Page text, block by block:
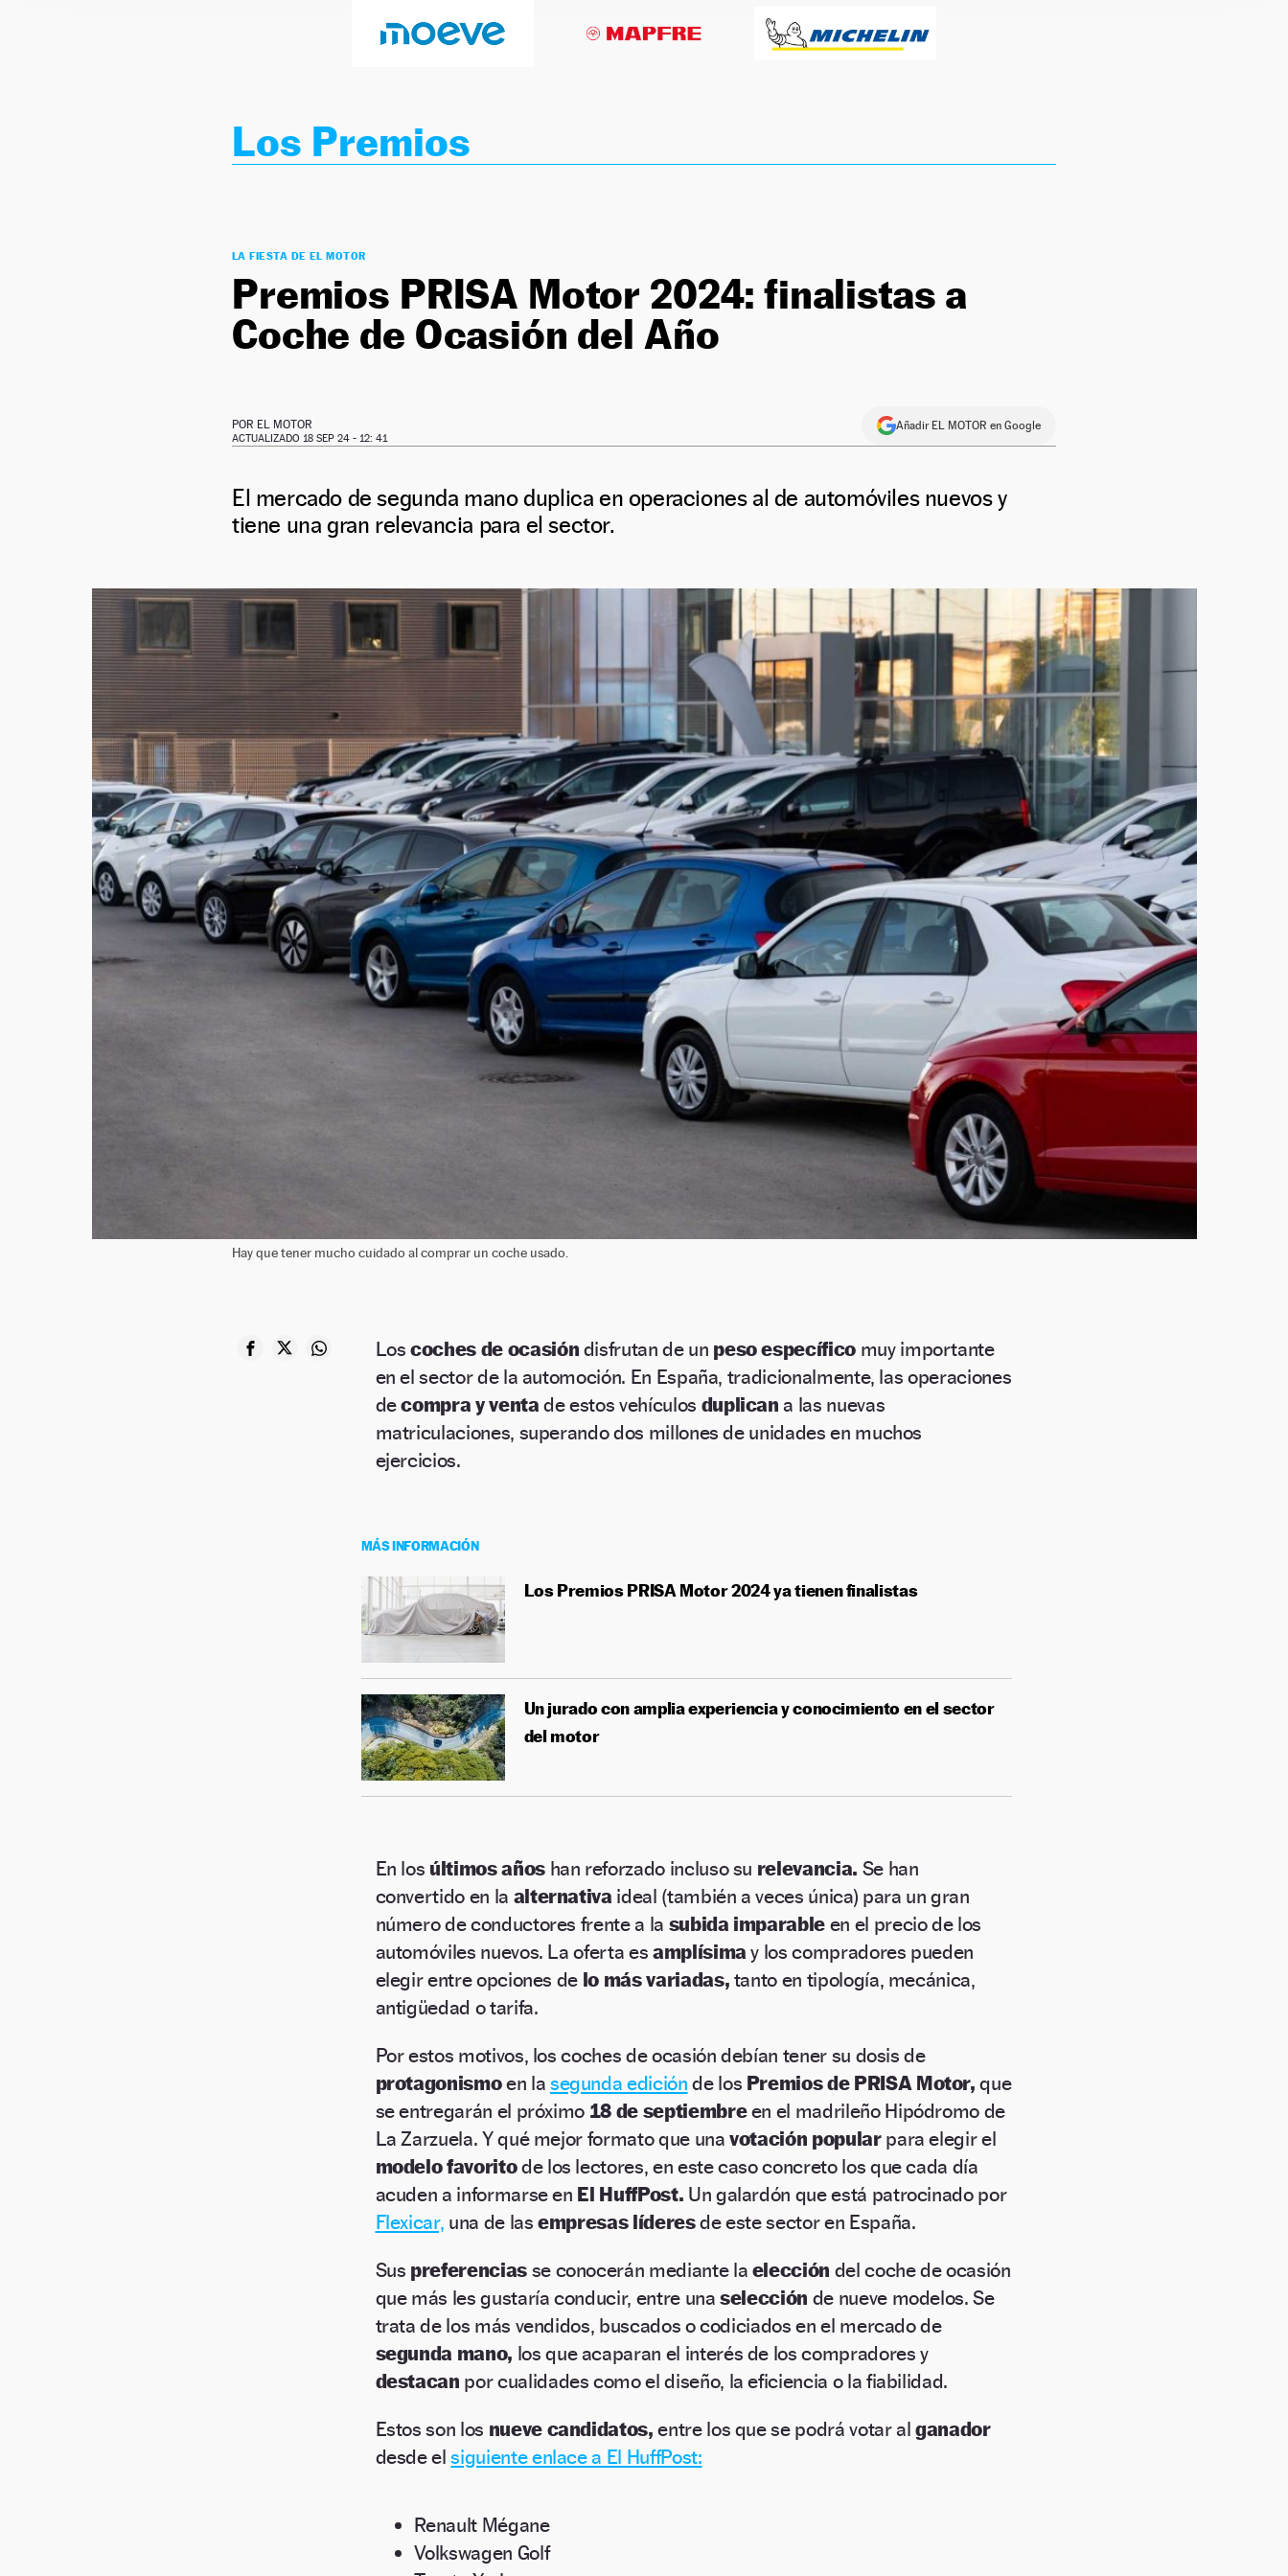
Los Premios
LA FIESTA DE EL MOTOR
Premios PRISA Motor 2024: finalistas a
Coche de Ocasión del Año
POR EL MOTOR
ACTUALIZADO 18 SEP 24 - 12: 41
Añadir EL MOTOR en Google
El mercado de segunda mano duplica en operaciones al de automóviles nuevos y
tiene una gran relevancia para el sector.
Hay que tener mucho cuidado al comprar un coche usado.
Loscoches de ocasión disfrutan de un peso específicomuy importante
en el sector de la automoción. En España, tradicionalmente, las operaciones
decompra y venta de estos vehículos duplicana las nuevas
matriculaciones, superando dos millones de unidades en muchos
ejercicios.
MÁS INFORMACIÓN
Los Premios PRISA Motor 2024 ya tienen finalistas
Un jurado con amplia experiencia y conocimiento en el sector
del motor
En los últimos añoshan reforzado incluso su relevancia. Se han
convertido en la alternativa ideal (también a veces única) para un gran
número de conductores frente a la subida imparable en el precio de los
automóviles nuevos. La oferta es amplísima y los compradores pueden
elegir entre opciones de lo más variadas, tanto en tipología, mecánica,
antigüedad o tarifa.
Por estos motivos, los coches de ocasión debían tener su dosis de
protagonismoen la segunda edición de los Premios de PRISA Motor, que
se entregarán el próximo 18 de septiembreen el madrileño Hipódromo de
La Zarzuela. Y qué mejor formato que unavotación popular para elegir el
modelo favoritode los lectores, en este caso concreto los que cada día
acuden a informarse en El HuffPost. Un galardón que está patrocinado por
Flexicar, una de las empresas líderesde este sector en España.
Sus preferencias se conocerán mediante la elección del coche de ocasión
que más les gustaría conducir, entre unaselección de nueve modelos. Se
trata de los más vendidos, buscados o codiciados en el mercado de
segunda mano, los que acaparan el interés de los compradores y
destacan por cualidades como el diseño, la eficiencia o la fiabilidad.
Estos son los nueve candidatos,entre los que se podrá votar alganador
desde elsiguiente enlace a El HuffPost:
Renault Mégane
Volkswagen Golf